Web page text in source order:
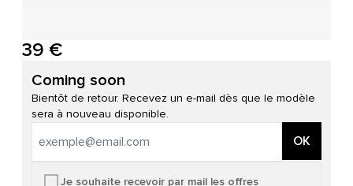
39 €
Coming soon
Bientôt de retour. Recevez un e-mail dès que le modèle
sera à nouveau disponible.
OK
Je souhaite recevoir par mail les offres